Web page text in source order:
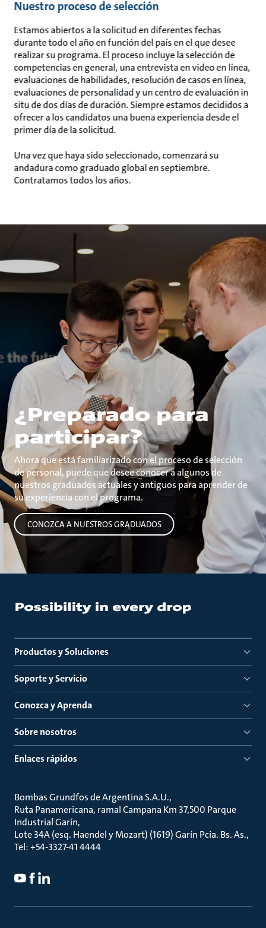
Nuestro proceso de selección
Estamos abiertos a la solicitud en diferentes fechas
durante todo el año en función del país en el que desee
realizar su programa. El proceso incluye la selección de
competencias en general, una entrevista en video en línea,
evaluaciones de habilidades, resolución de casos en línea,
evaluaciones de personalidad y un centro de evaluación in
situ de dos días de duración. Siempre estamos decididos a
ofrecer a los candidatos una buena experiencia desde el
primer día de la solicitud.
Una vez que haya sido seleccionado, comenzará su
andadura como graduado global en septiembre.
Contratamos todos los años.
¿Preparado para
participar?
Ahora que está familiarizado con el proceso de selección
de personal, puede que desee conocer a algunos de
nuestros graduados actuales y antiguos para aprender de
su experiencia con el programa.
CONOZCA A NUESTROS GRADUADOS
Productos y Soluciones
Soporte y Servicio
Conozca y Aprenda
Sobre nosotros
Enlaces rápidos
Bombas Grundfos de Argentina S.A.U.
Ruta Panamericana, ramal Campana Km 37,500 Parque
Industrial Garín
Lote 34A (esq. Haendel y Mozart) (1619) Garín Pcia. Bs. As.
Tel: +54-3327-41 4444